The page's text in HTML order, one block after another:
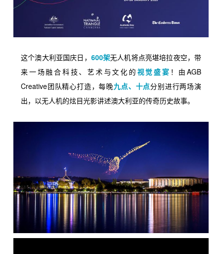
这个澳大利亚国庆日， 600架无人机将点亮堪培拉夜空，带
来一场融合科技、艺术与文化的 视觉盛宴 ！由 AGB
Creative团队精心打造，每晚 九点、十点分别进行两场演
出，以无人机的炫目光影讲述澳大利亚的传奇历史故事。